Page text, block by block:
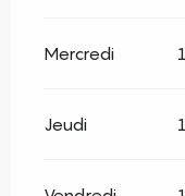
Mercredi
Jeudi